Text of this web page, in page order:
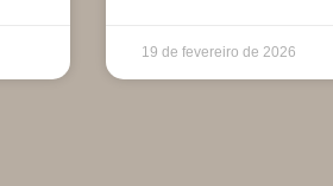
19 de fevereiro de 2026